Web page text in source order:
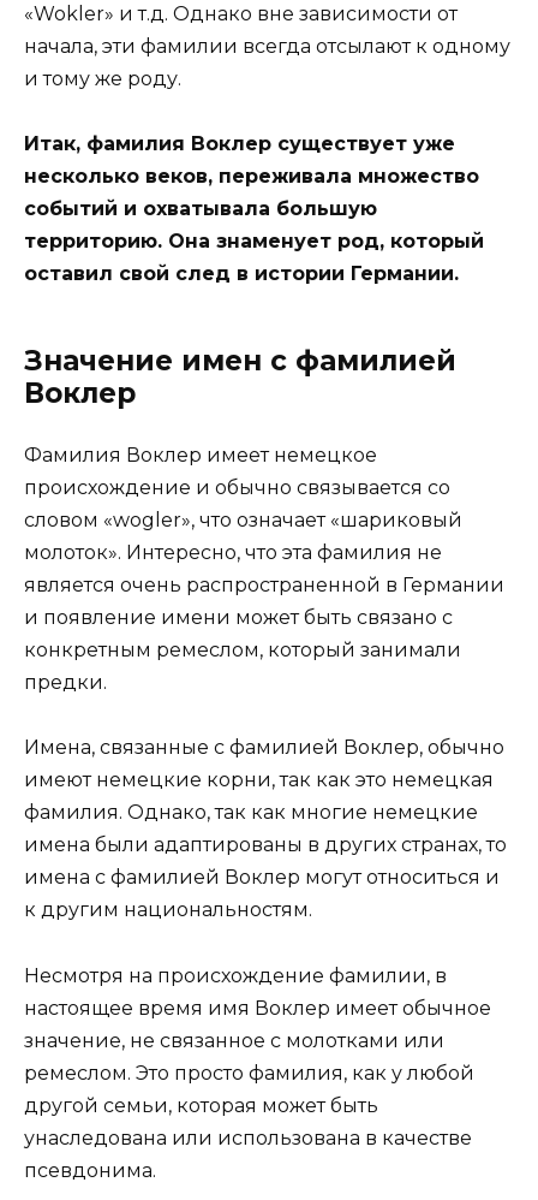
«Wokler» и т.д. Однако вне зависимости от
начала, эти фамилии всегда отсылают к одному
и тому же роду.
Итак, фамилия Воклер существует уже
несколько веков, переживала множество
событий и охватывала большую
территорию. Она знаменует род, который
оставил свой след в истории Германии.
Значение имен с фамилией
Воклер
Фамилия Воклер имеет немецкое
происхождение и обычно связывается со
словом «wogler», что означает «шариковый
молоток». Интересно, что эта фамилия не
является очень распространенной в Германии
и появление имени может быть связано с
конкретным ремеслом, который занимали
предки.
Имена, связанные с фамилией Воклер, обычно
имеют немецкие корни, так как это немецкая
фамилия. Однако, так как многие немецкие
имена были адаптированы в других странах, то
имена с фамилией Воклер могут относиться и
к другим национальностям.
Несмотря на происхождение фамилии, в
настоящее время имя Воклер имеет обычное
значение, не связанное с молотками или
ремеслом. Это просто фамилия, как у любой
другой семьи, которая может быть
унаследована или использована в качестве
псевдонима.